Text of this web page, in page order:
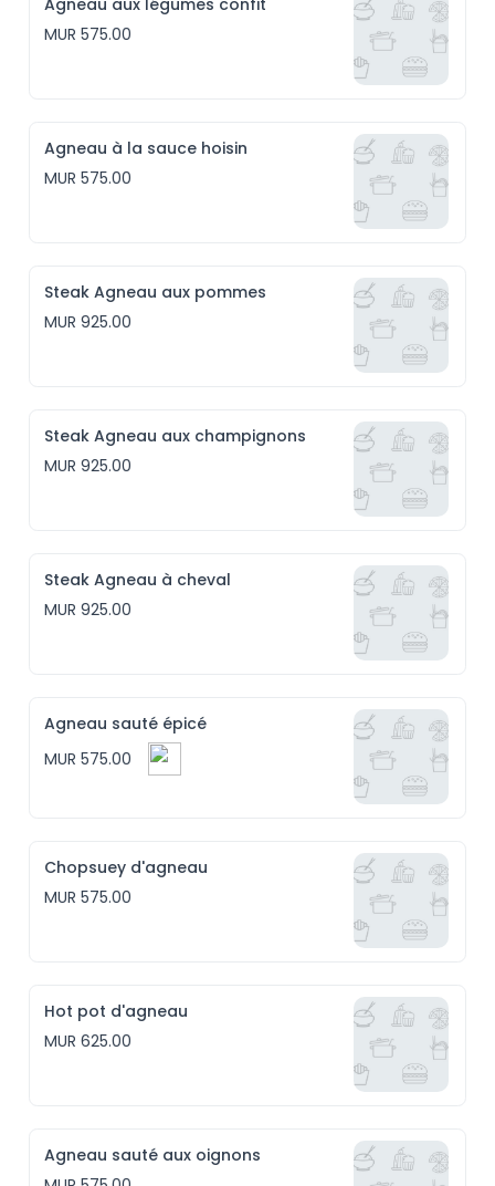
Agneau aux légumes confit
MUR 575.00
Agneau à la sauce hoisin
MUR 575.00
Steak Agneau aux pommes
MUR 925.00
Steak Agneau aux champignons
MUR 925.00
Steak Agneau à cheval
MUR 925.00
Agneau sauté épicé
MUR 575.00
Chopsuey d'agneau
MUR 575.00
Hot pot d'agneau
MUR 625.00
Agneau sauté aux oignons